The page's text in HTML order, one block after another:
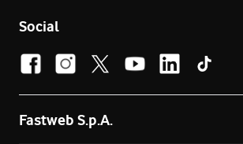
Social
Fastweb S.p.A.